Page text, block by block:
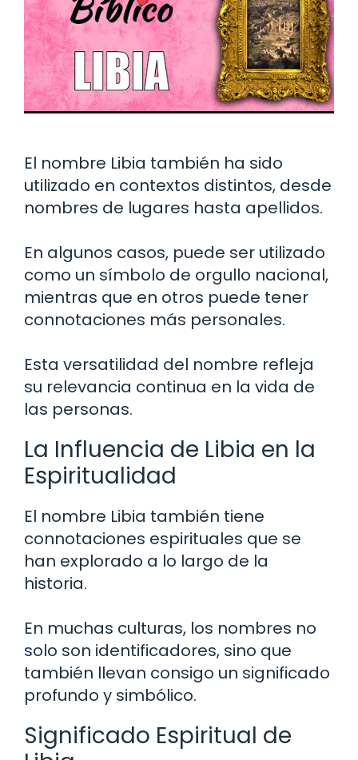
El nombre Libia también ha sido
utilizado en contextos distintos, desde
nombres de lugares hasta apellidos.
En algunos casos, puede ser utilizado
como un símbolo de orgullo nacional,
mientras que en otros puede tener
connotaciones más personales.
Esta versatilidad del nombre refleja
su relevancia continua en la vida de
las personas.
La Influencia de Libia en la
Espiritualidad
El nombre Libia también tiene
connotaciones espirituales que se
han explorado a lo largo de la
historia.
En muchas culturas, los nombres no
solo son identificadores, sino que
también llevan consigo un significado
profundo y simbólico.
Significado Espiritual de